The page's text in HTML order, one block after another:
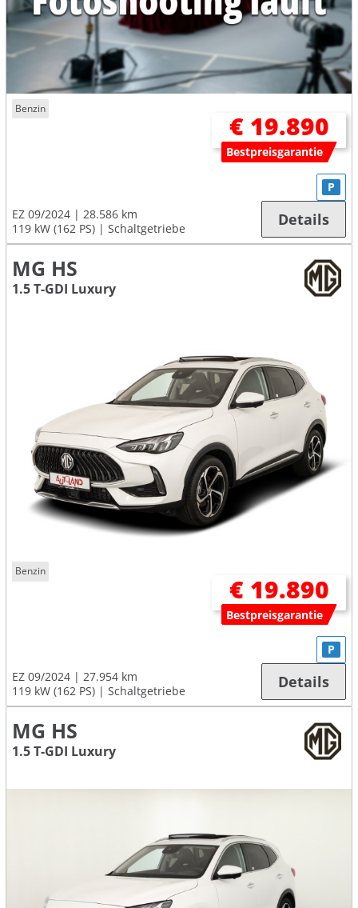
Benzin
€ 19.890
Bestpreisgarantie
EZ 09/2024
28.586 km
119 kW (162 PS)
Schaltgetriebe
P
Details
MG HS
1.5 T-GDI Luxury
Benzin
€ 19.890
Bestpreisgarantie
EZ 09/2024
27.954 km
119 kW (162 PS)
Schaltgetriebe
P
Details
MG HS
1.5 T-GDI Luxury